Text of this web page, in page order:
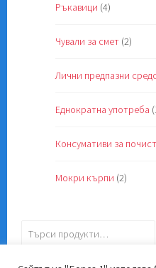
Ръкавици (4)
Чували за смет (2)
Лични предпазни
Еднократна употреба
Консумативи за
Мокри кърпи (2)
Търсене
за: